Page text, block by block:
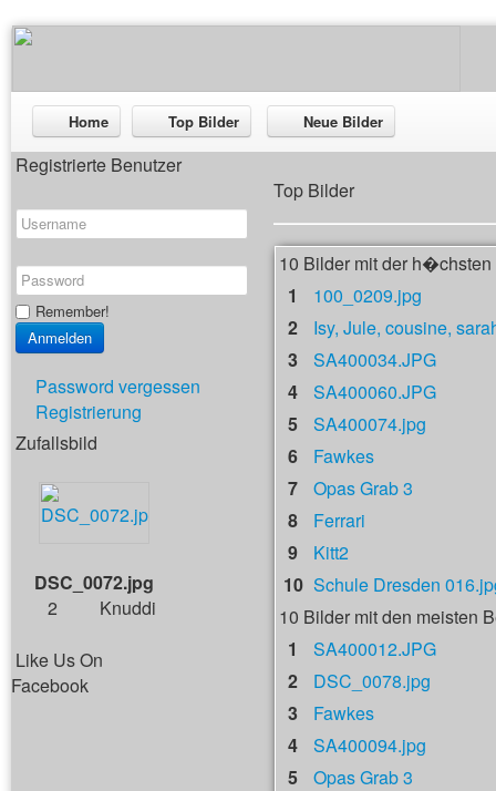
Home Top Bilder Neue Bilder
Registrierte Benutzer
Remember!
Password vergessen
Registrierung
Zufallsbild
DSC_0072.jpg
2
Knuddi
Like Us On
Facebook
Top Bilder
10 Bilder mit der
1
100_0209.jpg
2
Isy, Jule, cousine,
3
SA400034.JPG
4
SA400060.JPG
5
SA400074.jpg
6
Fawkes
7
Opas Grab 3
8
Ferrari
9
Kitt2
10 Schule Dresden
10 Bilder mit den meisten
1
SA400012.JPG
2
DSC_0078.jpg
3
Fawkes
4
SA400094.jpg
5
Opas Grab 3